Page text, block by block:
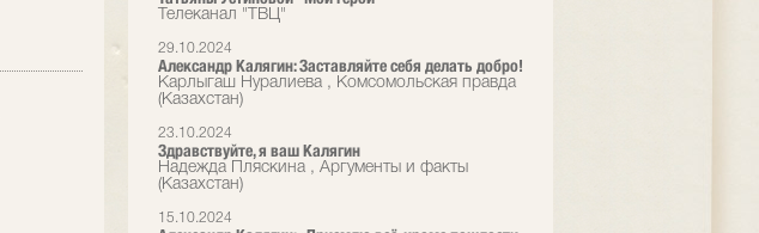
Телеканал "ТВЦ"
29.10.2024
Александр Калягин: Заставляйте себя делать добро!
Карлыгаш Нуралиева , Комсомольская правда
(Казахстан)
23.10.2024
Здравствуйте, я ваш Калягин
Надежда Пляскина , Аргументы и факты
(Казахстан)
15.10.2024